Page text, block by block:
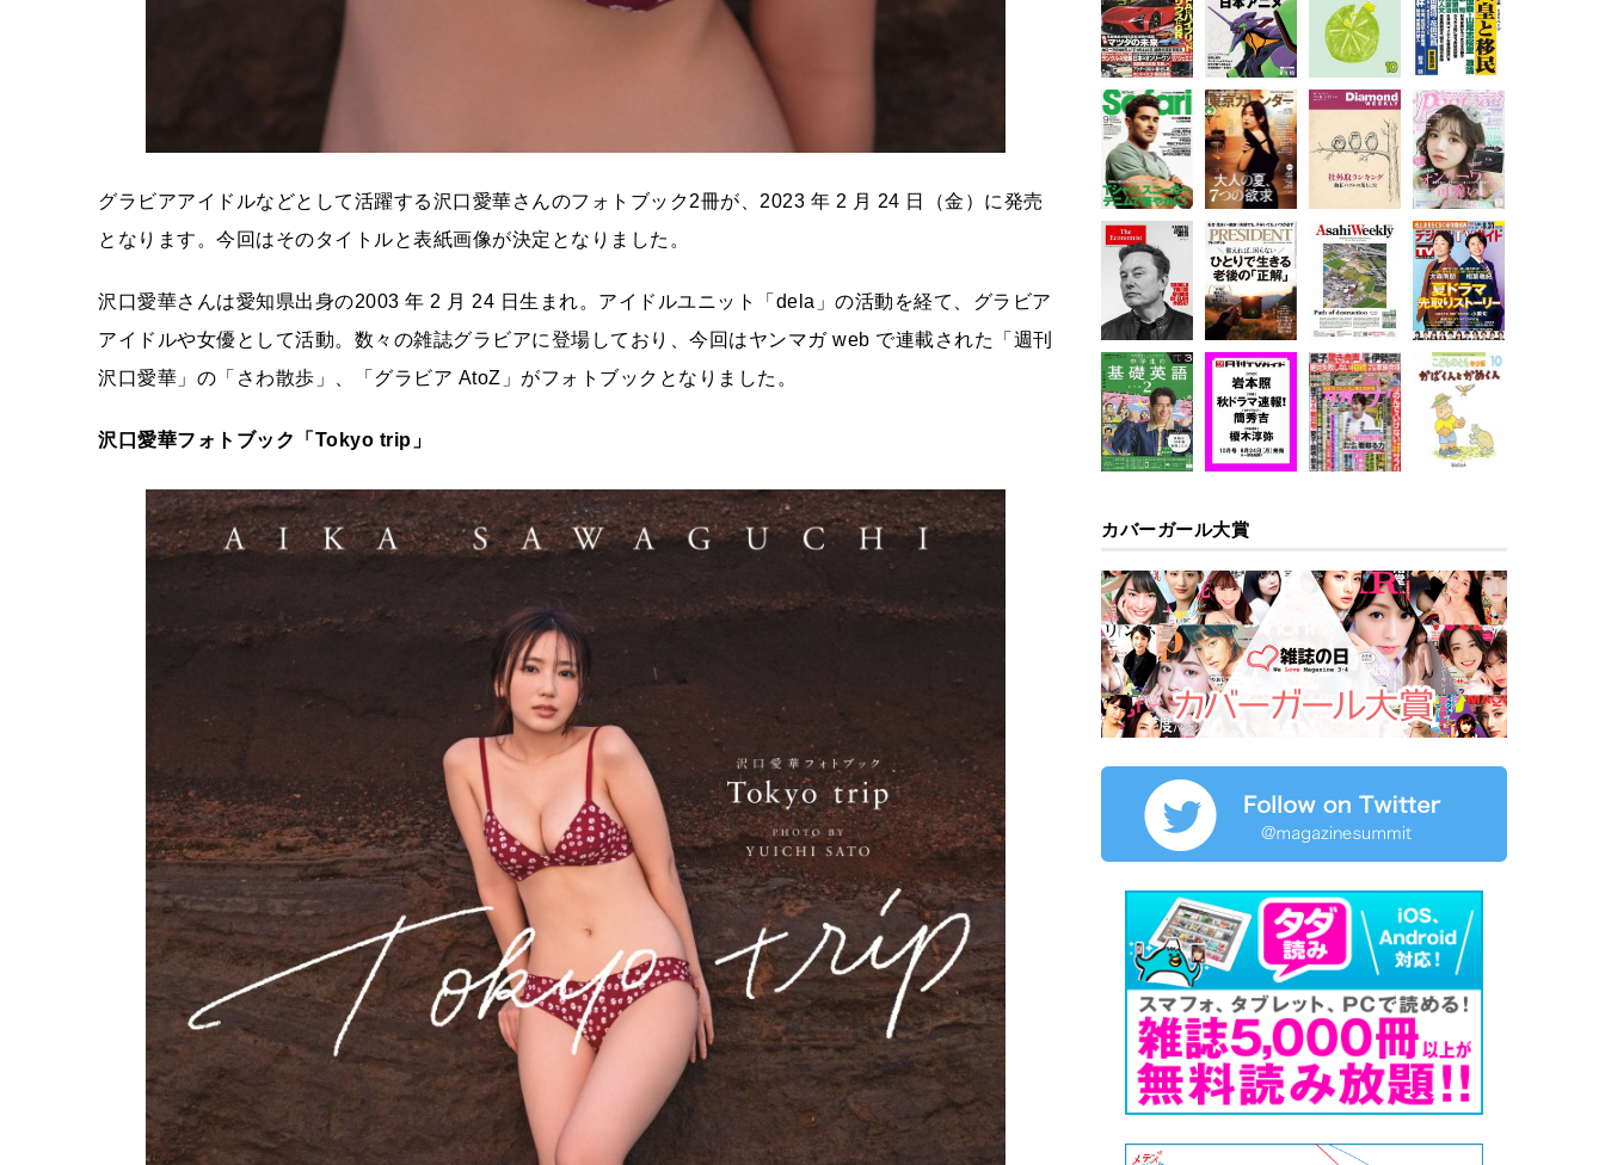
グラビアアイドルなどとして活躍する沢口愛華さんのフォトブック2冊が、2023 年 2 月 24 日（金）に発売
となります。今回はそのタイトルと表紙画像が決定となりました。
沢口愛華さんは愛知県出身の2003 年 2 月 24 日生まれ。アイドルユニット「dela」の活動を経て、グラビア
アイドルや女優として活動。数々の雑誌グラビアに登場しており、今回はヤンマガ web で連載された「週刊
沢口愛華」の「さわ散歩」、「グラビア AtoZ」がフォトブックとなりました。
沢口愛華フォトブック「Tokyo trip 」
カバーガール大賞